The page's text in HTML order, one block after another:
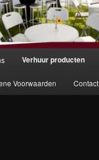
Verhuur producten
Voorwaarden Contact